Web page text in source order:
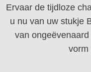
Ervaar de tijdloze
u nu van uw stukje
van
vorm